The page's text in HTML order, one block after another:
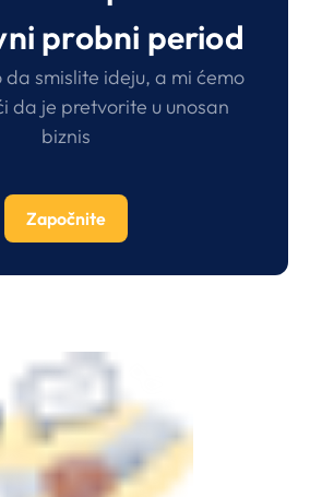
probni period
da smislite ideju, a mi ćemo
da je pretvorite u unosan
biznis
Započnite